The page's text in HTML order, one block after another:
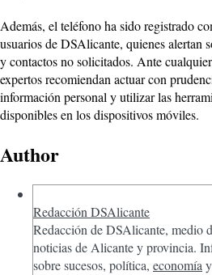
Además, el teléfono ha sido registrado
usuarios de DSAlicante, quienes alertan
y contactos no solicitados. Ante
expertos recomiendan actuar con
información personal y utilizar las
disponibles en los dispositivos móviles.
Author
Redacción DSAlicante
Redacción de DSAlicante, medio
noticias de Alicante y provincia.
sobre sucesos, política, economía